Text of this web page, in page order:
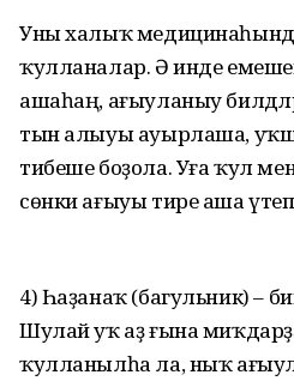
Уны халыҡ
ҡулланалар. Ә инде
ашаһаң, ағыуланыу
тын алыуы ауырлаша,
тибеше боҙола. Уға ҡул
сөнки ағыуы тире аша үтеп
4) Һаҙанаҡ (багульник) –
Шулай уҡ аҙ ғы­на
ҡулланылһа ла, ныҡ